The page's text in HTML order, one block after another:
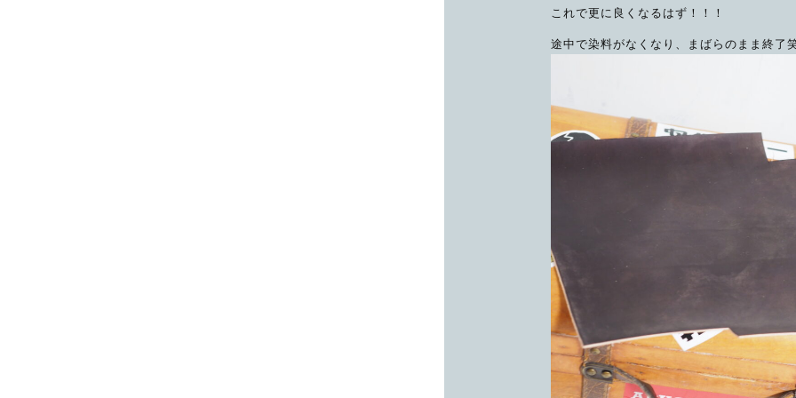
これで更に良くなるはず！！！
途中で染料がなくなり、まばらのまま終了